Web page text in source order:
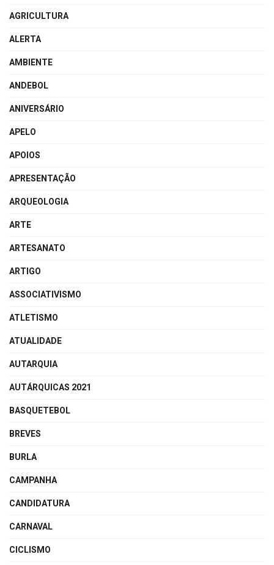
AGRICULTURA
ALERTA
AMBIENTE
ANDEBOL
ANIVERSÁRIO
APELO
APOIOS
APRESENTAÇÃO
ARQUEOLOGIA
ARTE
ARTESANATO
ARTIGO
ASSOCIATIVISMO
ATLETISMO
ATUALIDADE
AUTARQUIA
AUTÁRQUICAS 2021
BASQUETEBOL
BREVES
BURLA
CAMPANHA
CANDIDATURA
CARNAVAL
CICLISMO